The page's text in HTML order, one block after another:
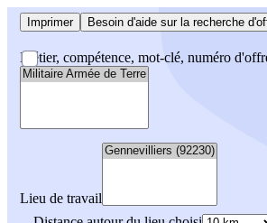
Imprimer Besoin d'aide sur la recherche
Métier, compétence, mot-clé, numéro
Lieu de travail